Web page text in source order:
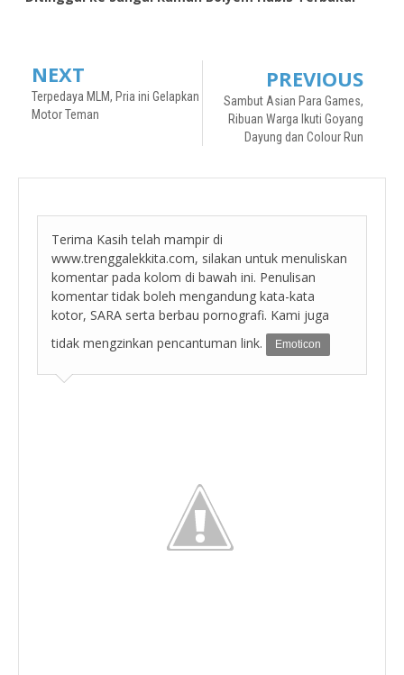
NEXT
Terpedaya MLM, Pria ini Gelapkan
Motor Teman
PREVIOUS
Sambut Asian Para Games,
Ribuan Warga Ikuti Goyang
Dayung dan Colour Run
Terima Kasih telah mampir di
www.trenggalekkita.com, silakan untuk menuliskan
komentar pada kolom di bawah ini. Penulisan
komentar tidak boleh mengandung kata-kata
kotor, SARA serta berbau pornografi. Kami juga
tidak mengzinkan pencantuman link.
Emoticon